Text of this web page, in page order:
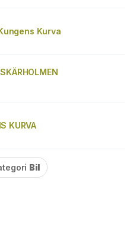
Kurva
KURVA
Bil